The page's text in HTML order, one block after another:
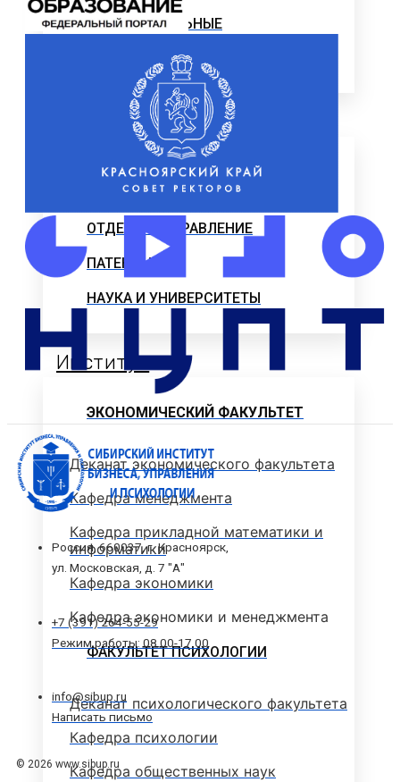
ДОПОЛНИТЕЛЬНЫЕ
ПРОГРАММЫ
Наука и Инновации
НАУЧНО-ИССЛЕДОВАТЕЛЬСКАЯ
ДЕЯТЕЛЬНОСТЬ
ОТДЕЛЫ И УПРАВЛЕНИЕ
ПАТЕНТЫ
НАУКА И УНИВЕРСИТЕТЫ
Институт
ЭКОНОМИЧЕСКИЙ ФАКУЛЬТЕТ
Деканат экономического факультета
Кафедра менеджмента
Кафедра прикладной математики и
информатики
Кафедра экономики
Кафедра экономики и менеджмента
ФАКУЛЬТЕТ ПСИХОЛОГИИ
Деканат психологического факультета
Кафедра психологии
Кафедра общественных наук
Россия, 660037, г. Красноярск,
ул. Московская, д. 7 "А"
+7 (391) 264-55-29
Режим работы: 08.00-17.00
info@sibup.ru
Написать письмо
© 2026 www.sibup.ru